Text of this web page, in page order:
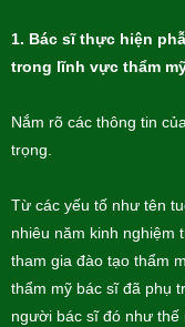
1. Bác sĩ thực hiện
trong lĩnh vực thẩm
Nắm rõ các thông tin
trọng.
Từ các yếu tố như tên
nhiêu năm kinh nghiệm
tham gia đào tạo thẩm
thẩm mỹ bác sĩ đã phụ
người bác sĩ đó như